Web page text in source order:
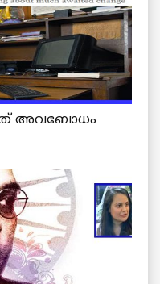
അവബോധം